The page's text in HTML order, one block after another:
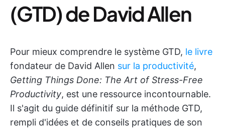
(GTD) de David Allen
Pour mieux comprendre le système GTD, le livre
fondateur de David Allen sur la productivité,
Getting Things Done: The Art of Stress-Free
Productivity, est une ressource incontournable.
Il s'agit du guide définitif sur la méthode GTD,
rempli d'idées et de conseils pratiques de son